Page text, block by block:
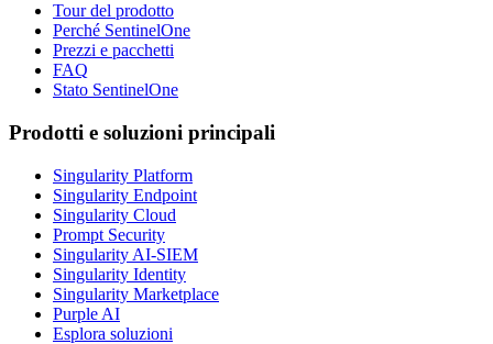
Tour del prodotto
Perché SentinelOne
Prezzi e pacchetti
FAQ
Stato SentinelOne
Prodotti e soluzioni principali
Singularity Platform
Singularity Endpoint
Singularity Cloud
Prompt Security
Singularity AI-SIEM
Singularity Identity
Singularity Marketplace
Purple AI
Esplora soluzioni